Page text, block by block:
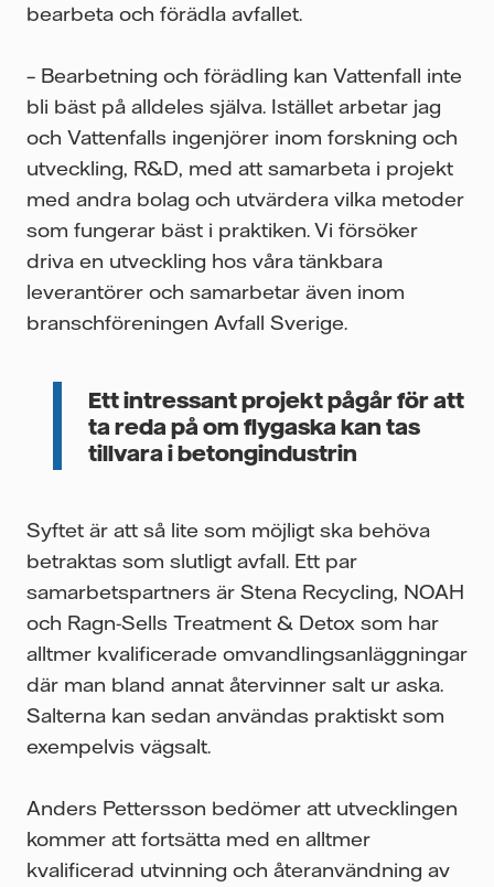
bearbeta och förädla avfallet.
– Bearbetning och förädling kan Vattenfall inte
bli bäst på alldeles själva. Istället arbetar jag
och Vattenfalls ingenjörer inom forskning och
utveckling, R&D, med att samarbeta i projekt
med andra bolag och utvärdera vilka metoder
som fungerar bäst i praktiken. Vi försöker
driva en utveckling hos våra tänkbara
leverantörer och samarbetar även inom
branschföreningen Avfall Sverige.
Ett intressant projekt pågår för att
ta reda på om flygaska kan tas
tillvara i betongindustrin
Syftet är att så lite som möjligt ska behöva
betraktas som slutligt avfall. Ett par
samarbetspartners är Stena Recycling, NOAH
och Ragn-Sells Treatment & Detox som har
alltmer kvalificerade omvandlingsanläggningar
där man bland annat återvinner salt ur aska.
Salterna kan sedan användas praktiskt som
exempelvis vägsalt.
Anders Pettersson bedömer att utvecklingen
kommer att fortsätta med en alltmer
kvalificerad utvinning och återanvändning av